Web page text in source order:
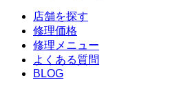
店舗を探す
修理価格
修理メニュー
よくある質問
BLOG